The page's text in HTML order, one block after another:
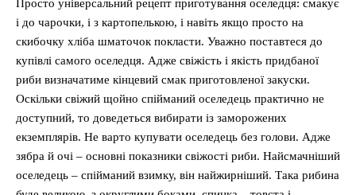
Просто універсальний рецепт приготування оселедця: смакує
і до чарочки, і з картопелькою, і навіть якщо просто на
скибочку хліба шматочок покласти. Уважно поставтеся до
купівлі самого оселедця. Адже свіжість і якість придбаної
риби визначатиме кінцевий смак приготовленої закуски.
Оскільки свіжий щойно спійманий оселедець практично не
доступний, то доведеться вибирати із заморожених
екземплярів. Не варто купувати оселедець без голови. Адже
зябра й очі – основні показники свіжості риби. Найсмачніший
оселедець – спійманий взимку, він найжирніший. Така рибина